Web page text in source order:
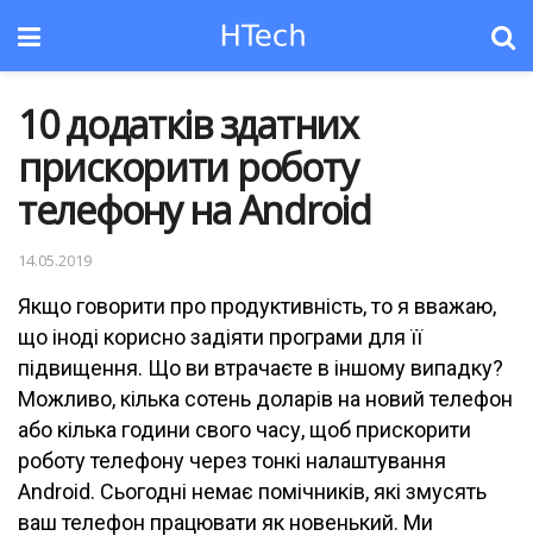
10 додатків здатних
прискорити роботу
телефону на Android
14.05.2019
Якщо говорити про продуктивність, то я вважаю,
що іноді корисно задіяти програми для її
підвищення. Що ви втрачаєте в іншому випадку?
Можливо, кілька сотень доларів на новий телефон
або кілька години свого часу, щоб прискорити
роботу телефону через тонкі налаштування
Android. Сьогодні немає помічників, які змусять
ваш телефон працювати як новенький. Ми